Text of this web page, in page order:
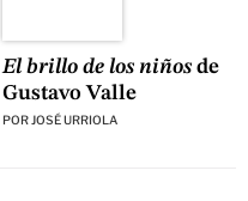
El brillo de los niñosde
Gustavo Valle
POR JOSÉ URRIOLA